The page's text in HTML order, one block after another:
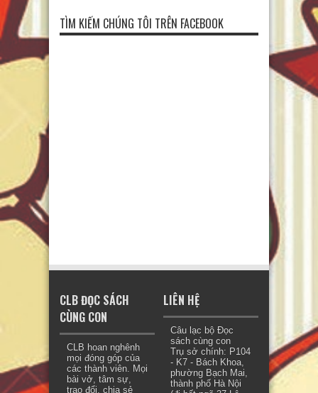
TÌM KIẾM CHÚNG TÔI TRÊN FACEBOOK
CLB ĐỌC SÁCH
CÙNG CON
CLB hoan nghênh
mọi đóng góp của
các thành viên. Mọi
bài vở, tâm sự,
trao đổi, chia sẻ
LIÊN HỆ
Câu lạc bộ Đọc
sách cùng con
Trụ sở chính: P104
- K7 - Bách Khoa,
phường Bạch Mai,
thành phố Hà Nội